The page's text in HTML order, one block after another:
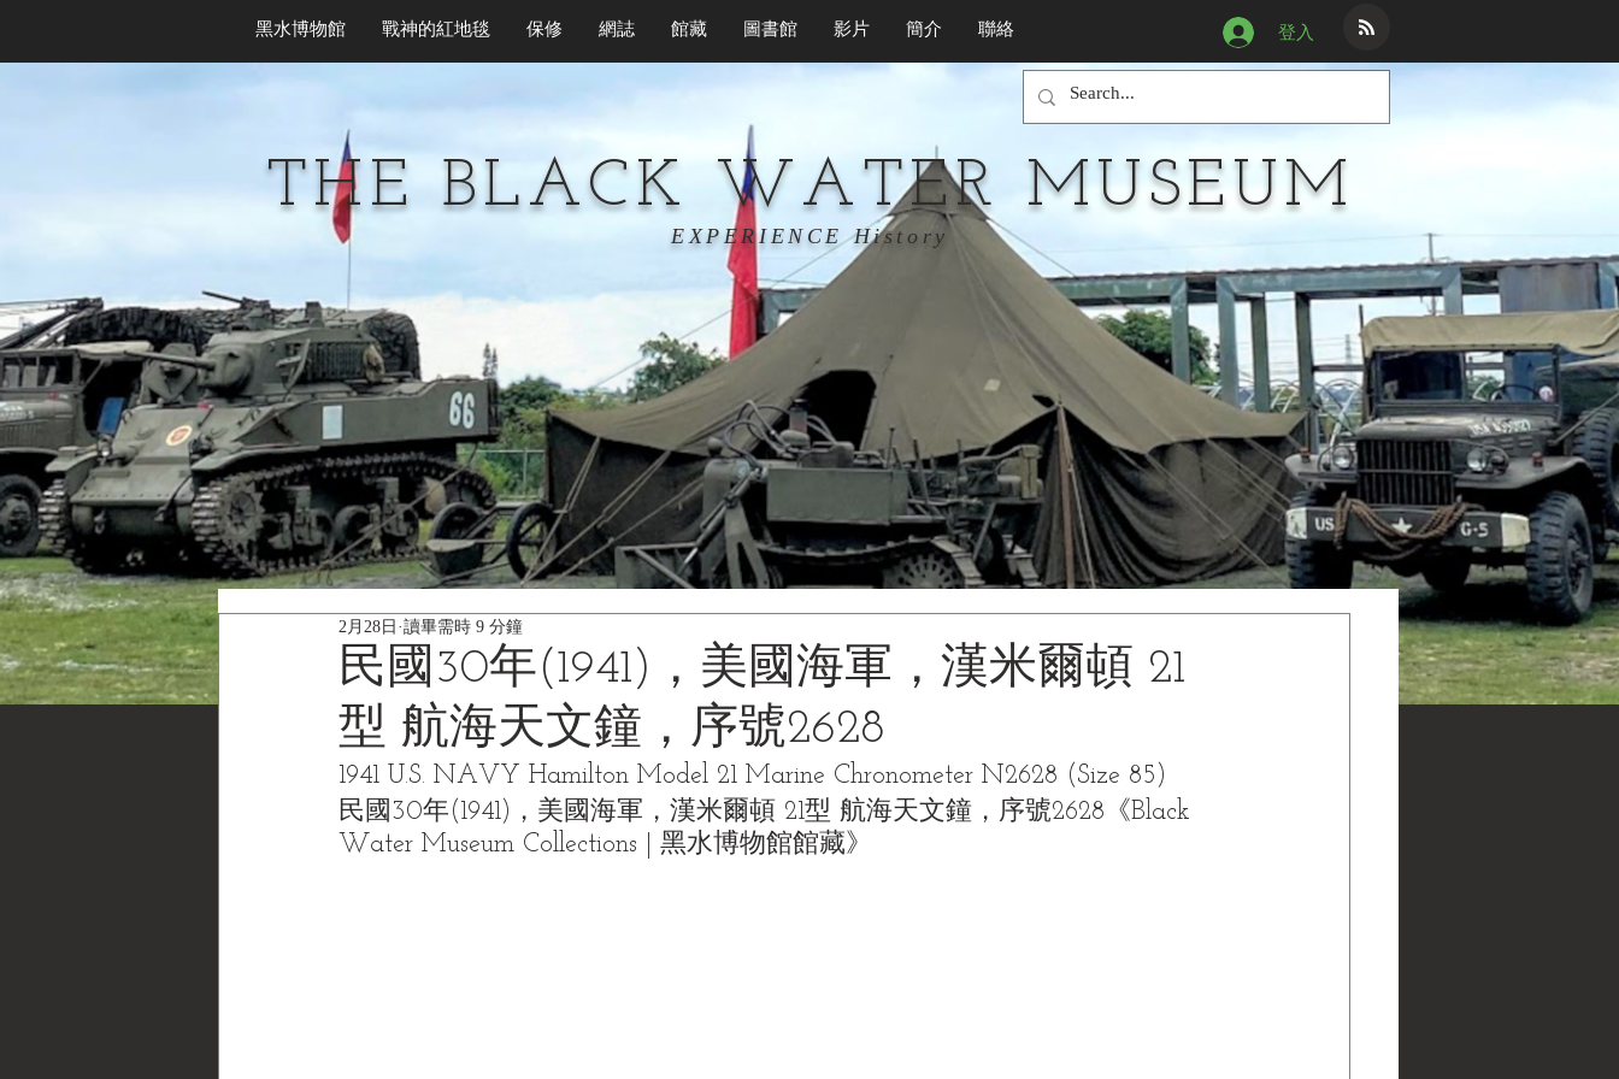
黑水博物館 戰神的紅地毯 保修 網誌 館藏 圖書館 影片 簡介 聯絡 登入
THE BLACK WATER MUSEUM
EXPERIENCE History
民國30年(1941)，美國海軍，漢米爾頓 21
型 航海天文鐘，序號2628
2月28日 讀畢需時 9 分鐘
1941 U.S. NAVY Hamilton Model 21 Marine Chronometer N2628 (Size 85)
民國30年(1941)，美國海軍，漢米爾頓 21型 航海天文鐘，序號2628 《Black
Water Museum Collections | 黑水博物館館藏》